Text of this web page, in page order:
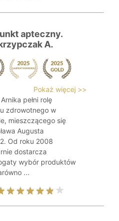
apteczny.
A.
Pokaż więcej >>
pełni rolę
zdrowotnego w
mieszczącego się
Augusta
Od roku 2008
dostarcza
wybór produktów
...